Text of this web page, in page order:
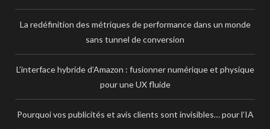
La redéfinition des métriques de performance dans un monde
sans tunnel de conversion
L’interface hybride d’Amazon : fusionner numérique et physique
pour une UX fluide
Pourquoi vos publicités et avis clients sont invisibles… pour l’IA